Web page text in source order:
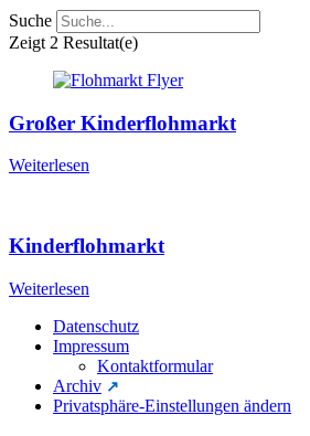
Suche
Zeigt 2 Resultat(e)
Großer Kinderflohmarkt
Weiterlesen
Kinderflohmarkt
Weiterlesen
Datenschutz
Impressum
Kontaktformular
Archiv
Privatsphäre-Einstellungen ändern